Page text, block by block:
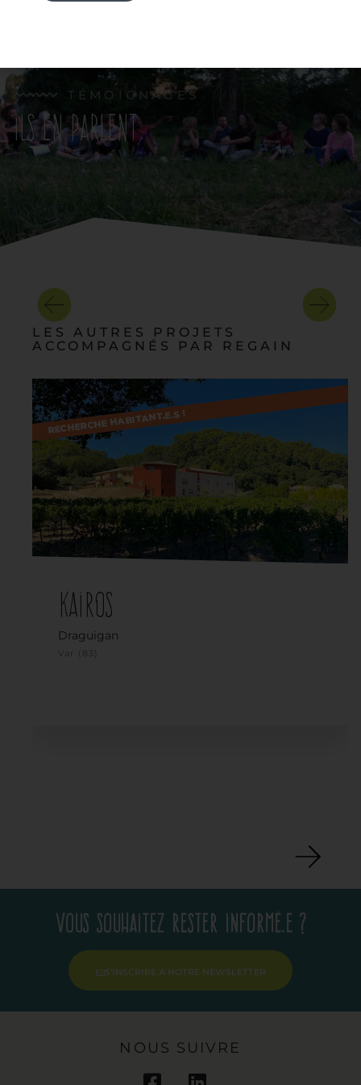
TÉMOIGNAGES
ils en parlent
LES AUTRES PROJETS
ACCOMPAGNÉS PAR REGAIN
RECHERCHE HABITANT.E.S !
Kairos
Draguigan
Var (83)
Vous souhaitez rester informé.e ?
S'INSCRIRE À NOTRE NEWSLETTER
NOUS SUIVRE